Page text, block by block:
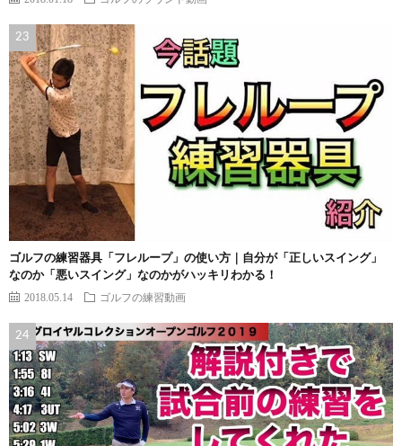
ゴルフの練習器具「フレループ」の使い方｜自分が「正しいスイング」
なのか「悪いスイング」なのかがハッキリわかる！
2018.05.14 ゴルフの練習動画